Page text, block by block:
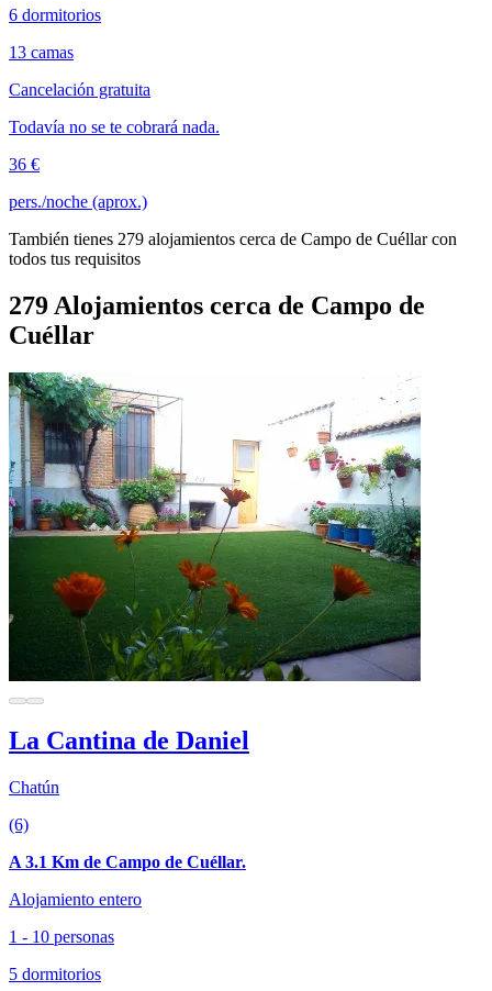
6 dormitorios
13 camas
Cancelación gratuita
Todavía no se te cobrará nada.
36 €
pers./noche (aprox.)
También tienes 279 alojamientos cerca de Campo de Cuéllar con
todos tus requisitos
279 Alojamientos cerca de Campo de
Cuéllar
La Cantina de Daniel
Chatún
(6)
A 3.1 Km de Campo de Cuéllar.
Alojamiento entero
1 - 10 personas
5 dormitorios